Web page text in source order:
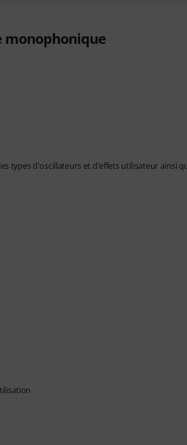
monophonique
types d'oscillateurs et d'effets utilisateur ainsi